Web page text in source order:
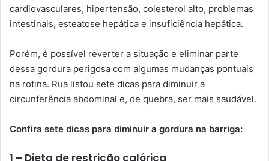
cardiovasculares, hipertensão, colesterol alto, problemas
intestinais, esteatose hepática e insuficiência hepática.
Porém, é possível reverter a situação e eliminar parte
dessa gordura perigosa com algumas mudanças pontuais
na rotina. Rua listou sete dicas para diminuir a
circunferência abdominal e, de quebra, ser mais saudável.
Confira sete dicas para diminuir a gordura na barriga:
1 – Dieta de restrição calórica